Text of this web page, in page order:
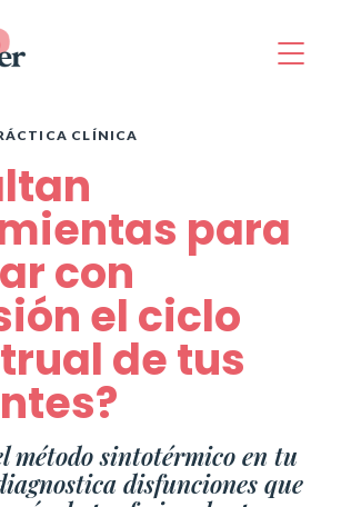
CLÍNICA
para
con
el ciclo
de tus
método sintotérmico en tu
disfunciones que